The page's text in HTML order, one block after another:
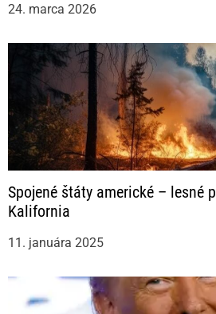
24. marca 2026
Spojené štáty americké – lesné
Kalifornia
11. januára 2025